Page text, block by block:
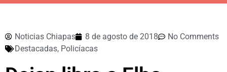
Noticias Chiapas 8 de agosto de 2018
No Comments
Destacadas, Policíacas